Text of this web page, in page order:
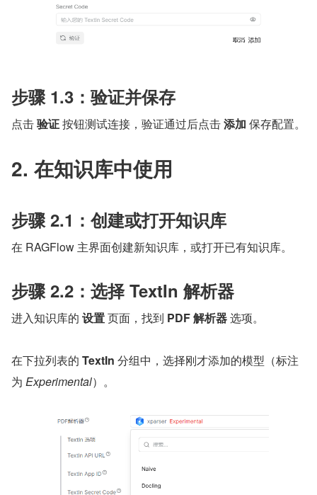
步骤 1.3：验证并保存
点击 验证 按钮测试连接，验证通过后点击 添加​ 保存配置。
2. 在知识库中使用
步骤 2.1：创建或打开知识库
在 RAGFlow 主界面创建新知识库，或打开已有知识库。
步骤 2.2：选择 TextIn 解析器
进入知识库的 设置 页面，找到 PDF 解析器 选项。
在下拉列表的 TextIn 分组中，选择刚才添加的模型（标注
为 ​ Experimental​）。